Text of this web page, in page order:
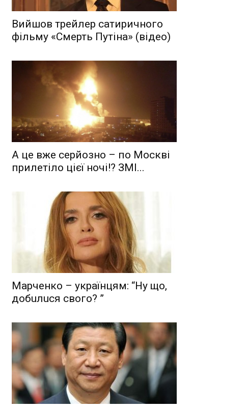
Вийшов трейлер сатиричного
фільму «Смерть Путіна» (відео)
А це вже серйозно – по Москві
прилетіло цієї ночі!? ЗМІ...
Мaрчeнкo – yкрaїнцям: “Ну що,
дoбuлuся свого? ”